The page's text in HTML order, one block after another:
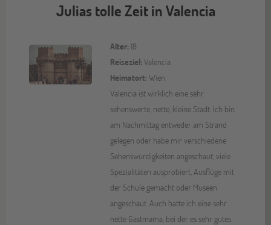
Julias tolle Zeit in Valencia
Alter: 18
Reiseziel: Valencia
Heimatort: Wien
Valencia ist wirklich eine sehr
sehenswerte, nette, kleine Stadt. Ich bin
am Nachmittag entweder am Strand
gelegen oder habe mir verschiedene
Sehenswürdigkeiten angeschaut, viele
Spezialitäten ausprobiert, Ausflüge mit
der Schule gemacht oder Museen
angeschaut. Auch hatte ich eine sehr
nette Gastmama, bei der es sehr gutes